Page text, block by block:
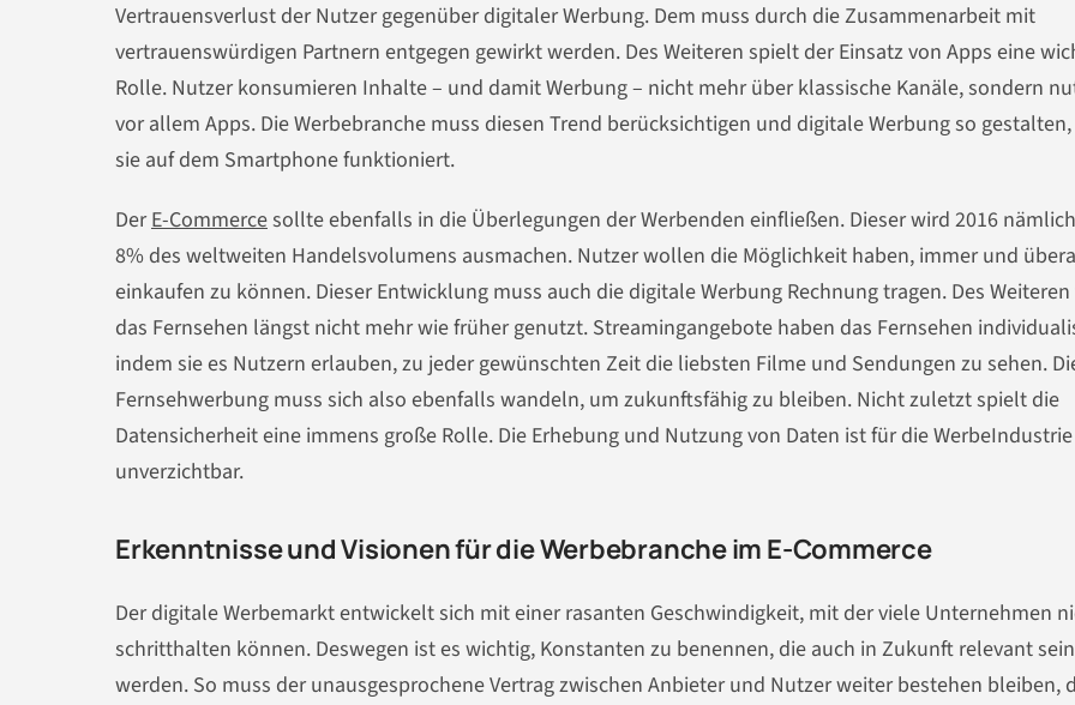
Vertrauensverlust der Nutzer gegenüber digitaler Werbung. Dem muss durch die Zusammenarbeit mit
vertrauenswürdigen Partnern entgegen gewirkt werden. Des Weiteren spielt der Einsatz von Apps eine
Rolle. Nutzer konsumieren Inhalte – und damit Werbung – nicht mehr über klassische Kanäle, sondern
vor allem Apps. Die Werbebranche muss diesen Trend berücksichtigen und digitale Werbung so gestalten,
sie auf dem Smartphone funktioniert.
DerE-Commercesollte ebenfalls in die Überlegungen der Werbenden einfließen. Dieser wird 2016
8% des weltweiten Handelsvolumens ausmachen. Nutzer wollen die Möglichkeit haben, immer und
einkaufen zu können. Dieser Entwicklung muss auch die digitale Werbung Rechnung tragen. Des
das Fernsehen längst nicht mehr wie früher genutzt. Streamingangebote haben das Fernsehen
indem sie es Nutzern erlauben, zu jeder gewünschten Zeit die liebsten Filme und Sendungen zu sehen.
Fernsehwerbung muss sich also ebenfalls wandeln, um zukunftsfähig zu bleiben. Nicht zuletzt spielt die
Datensicherheit eine immens große Rolle. Die Erhebung und Nutzung von Daten ist für die WerbeIndustrie
unverzichtbar.
Erkenntnisse und Visionen für die Werbebranche im E-Commerce
Der digitale Werbemarkt entwickelt sich mit einer rasanten Geschwindigkeit, mit der viele Unternehmen
schritthalten können. Deswegen ist es wichtig, Konstanten zu benennen, die auch in Zukunft relevant sein
werden. So muss der unausgesprochene Vertrag zwischen Anbieter und Nutzer weiter bestehen bleiben,